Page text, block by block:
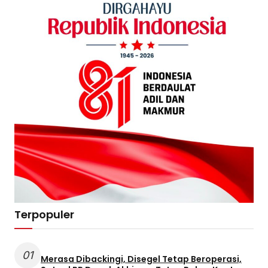
Terpopuler
01
Merasa Dibackingi, Disegel Tetap Beroperasi,